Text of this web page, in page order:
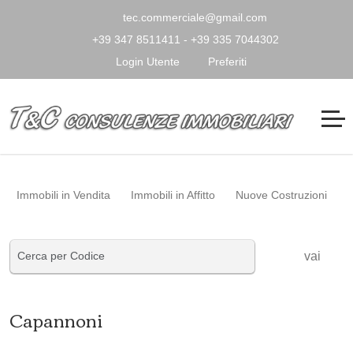
tec.commerciale@gmail.com
+39 347 8511411 - +39 335 7044302
Login Utente
Preferiti
Immobili in Vendita Immobili in Affitto Nuove Costruzioni
vai
Capannoni